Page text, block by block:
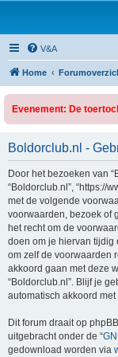
V&A
Home
Evenement: De
Boldorclub.nl -
Door het bezoeken van
“Boldorclub.nl”, “https://
met de volgende
voorwaarden, bezoek of
het recht om de
doen om je hiervan tijdig
om zelf de voorwaarden
akkoord gaan met deze
“Boldorclub.nl”. Blijf je
automatisch akkoord
Dit forum draait op
uitgebracht onder de “
gedownload worden via